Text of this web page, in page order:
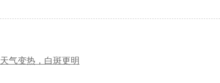
天气变热，白斑更明